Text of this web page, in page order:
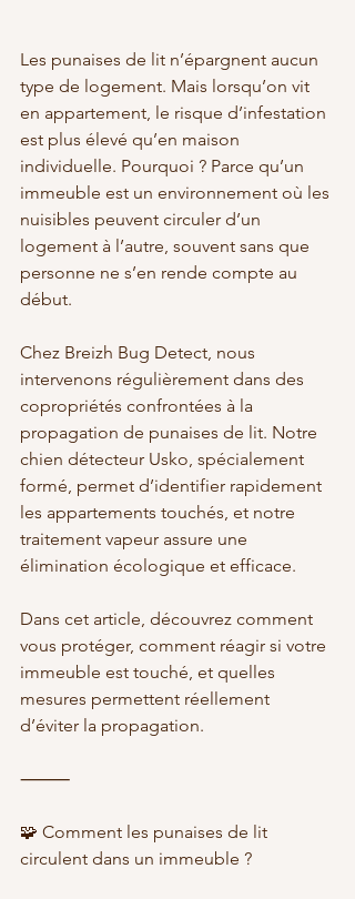
Les punaises de lit n’épargnent aucun
type de logement. Mais lorsqu’on vit
en appartement, le risque d’infestation
est plus élevé qu’en maison
individuelle. Pourquoi ? Parce qu’un
immeuble est un environnement où les
nuisibles peuvent circuler d’un
logement à l’autre, souvent sans que
personne ne s’en rende compte au
début.
Chez Breizh Bug Detect, nous
intervenons régulièrement dans des
copropriétés confrontées à la
propagation de punaises de lit. Notre
chien détecteur Usko, spécialement
formé, permet d’identifier rapidement
les appartements touchés, et notre
traitement vapeur assure une
élimination écologique et efficace.
Dans cet article, découvrez comment
vous protéger, comment réagir si votre
immeuble est touché, et quelles
mesures permettent réellement
d’éviter la propagation.
⸻
🧩 Comment les punaises de lit
circulent dans un immeuble ?